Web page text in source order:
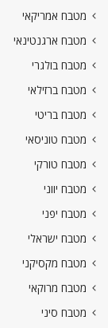
מטבח אמריקאי
מטבח ארגנטינאי
מטבח בולגרי
מטבח ברזילאי
מטבח בריטי
מטבח טוניסאי
מטבח טורקי
מטבח יווני
מטבח יפני
מטבח ישראלי
מטבח מקסיקני
מטבח מרוקאי
מטבח סיני